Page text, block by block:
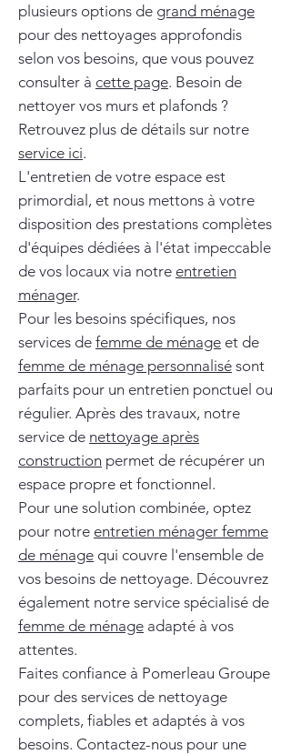
plusieurs options de grand ménage
pour des nettoyages approfondis
selon vos besoins, que vous pouvez
consulter à cette page. Besoin de
nettoyer vos murs et plafonds ?
Retrouvez plus de détails sur notre
service ici.
L'entretien de votre espace est
primordial, et nous mettons à votre
disposition des prestations complètes
d'équipes dédiées à l'état impeccable
de vos locaux via notre entretien
ménager.
Pour les besoins spécifiques, nos
services de femme de ménage et de
femme de ménage personnalisé sont
parfaits pour un entretien ponctuel ou
régulier. Après des travaux, notre
service de nettoyage après
construction permet de récupérer un
espace propre et fonctionnel.
Pour une solution combinée, optez
pour notre entretien ménager femme
de ménage qui couvre l'ensemble de
vos besoins de nettoyage. Découvrez
également notre service spécialisé de
femme de ménage adapté à vos
attentes.
Faites confiance à Pomerleau Groupe
pour des services de nettoyage
complets, fiables et adaptés à vos
besoins. Contactez-nous pour une